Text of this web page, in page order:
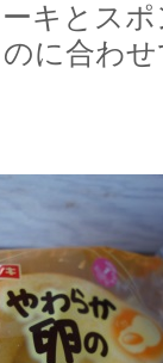
キとスポ
に合わ